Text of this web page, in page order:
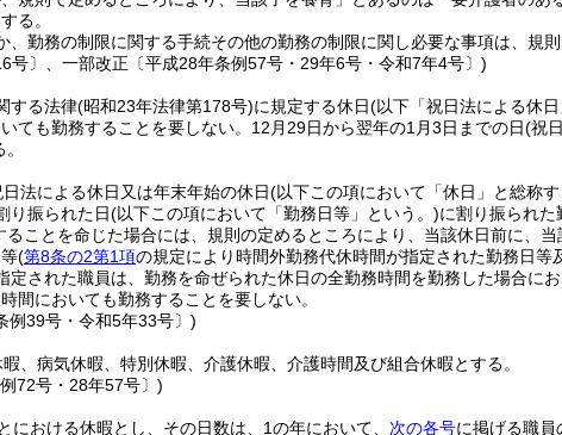
る。
、勤務の制限に関する手続その他の勤務の制限に関し必要な事項は、規則
号〕、一部改正〔平成28年条例57号・29年6号・令和7年4号〕)
する法律(昭和23年法律第178号)に規定する休日(以下「祝日法による休
ても勤務することを要しない。 12月29日から翌年の1月3日までの日(祝
法による休日又は年末年始の休日(以下この項において「休日」と総称
り振られた日(以下この項において「勤務日等」という。)に割り振られ
ることを命じた場合には、規則の定めるところにより、当該休日前に、当
(第8条の2第1項の規定により時間外勤務代休時間が指定された勤務日等
定された職員は、勤務を命ぜられた休日の全勤務時間を勤務した場合に
間においても勤務することを要しない。
例39号・令和5年33号〕)
、病気休暇、特別休暇、介護休暇、介護時間及び組合休暇とする。
72号・28年57号〕)
における休暇とし、その日数は、1の年において、 次の各号に掲げる職員